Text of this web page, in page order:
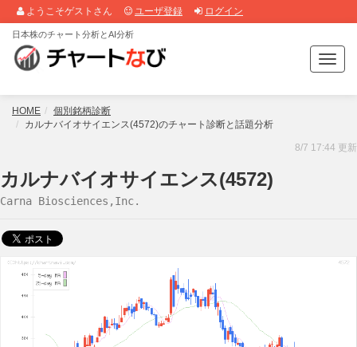
ようこそゲストさん ユーザ登録 ログイン
T
o
g
日本株のチャート分析とAI分析
HOME
個別銘柄診断
カルナバイオサイエンス(4572)のチャート診断と話題分析
8/7 17:44 更新
カルナバイオサイエンス(4572)
Carna Biosciences,Inc.